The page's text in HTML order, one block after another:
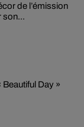
de l’émission
son...
Day »